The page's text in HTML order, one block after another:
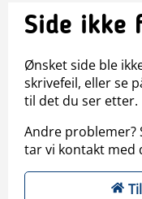
Side ikke
Ønsket side ble
skrivefeil, eller se
til det du ser etter.
Andre problemer?
tar vi kontakt med